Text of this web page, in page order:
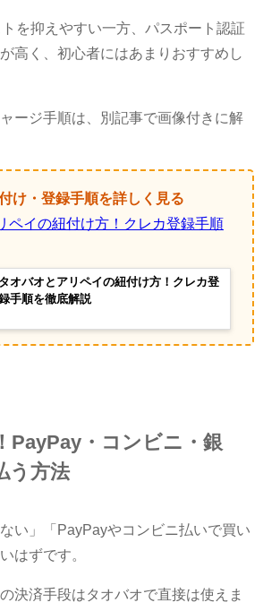
を抑えやすい一方、パスポート認証
高く、初心者にはあまりおすすめし
ージ手順は、別記事で画像付きに解
け・登録手順を詳しく見る
ペイの紐付け方！クレカ登録手順
タオバオとアリペイの紐付け方！クレカ登
手順を徹底解説
PayPay・コンビニ・銀
う方法
い」「PayPayやコンビニ払いで買い
はずです。
決済手段はタオバオで直接は使えま